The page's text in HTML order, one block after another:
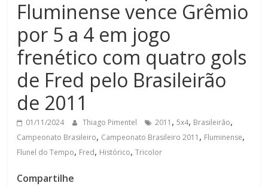
Fluminense vence Grêmio
por 5 a 4 em jogo
frenético com quatro gols
de Fred pelo Brasileirão
de 2011
01/11/2024 Thiago Pimentel 2011 ,5x4, Brasileirão,
Campeonato Brasileiro, Campeonato Brasileiro 2011 , Fluminense,
Flunel do Tempo, Fred, Histórico,Tricolor
Compartilhe